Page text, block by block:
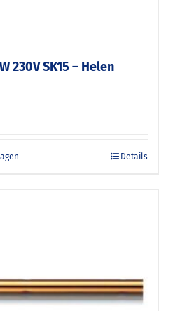
230V SK15 – Helen
Details